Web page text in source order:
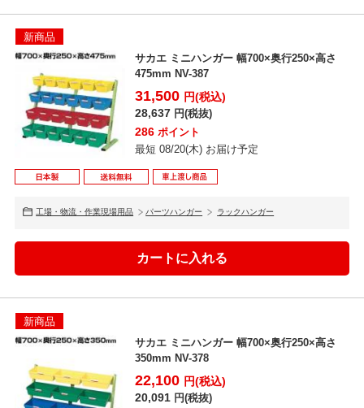
新商品
サカエ ミニハンガー 幅700×奥行250×高さ
475mm NV-387
31,500 円(税込)
28,637 円(税抜)
286 ポイント
最短 08/20(木) お届け予定
工場・物流・作業現場用品 パーツハンガー ラックハンガー
新商品
サカエ ミニハンガー 幅700×奥行250×高さ
350mm NV-378
22,100 円(税込)
20,091 円(税抜)